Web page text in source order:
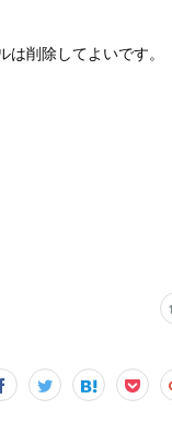
削除してよいです。